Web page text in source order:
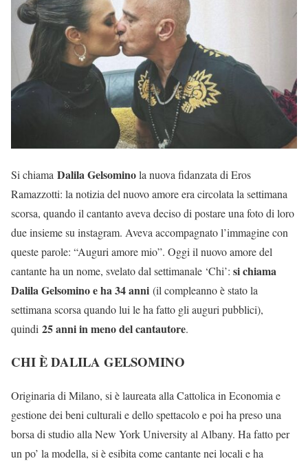
Si chiama Dalila Gelsominola nuova fidanzata di Eros
Ramazzotti: la notizia del nuovo amore era circolata la settimana
scorsa, quando il cantanto aveva deciso di postare una foto di loro
due insieme su instagram. Aveva accompagnato l’immagine con
queste parole: “Auguri amore mio”. Oggi il nuovo amore del
cantante ha un nome, svelato dal settimanale ‘Chi’: si chiama
Dalila Gelsomino e ha 34 anni (il compleanno è stato la
settimana scorsa quando lui le ha fatto gli auguri pubblici),
quindi 25 anni in meno del cantautore.
CHI È DALILA GELSOMINO
Originaria di Milano, si è laureata alla Cattolica in Economia e
gestione dei beni culturali e dello spettacolo e poi ha preso una
borsa di studio alla New York University al Albany. Ha fatto per
un po’ la modella, si è esibita come cantante nei locali e ha